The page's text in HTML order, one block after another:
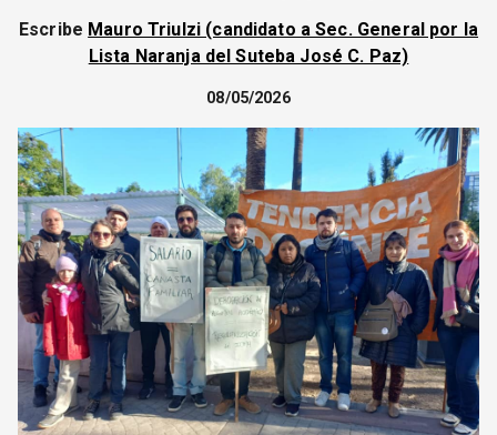
JUVENTUD
CORREO DE LECTORES
ARCHIVO
DECLARACIONES
OPINIÓN
ALTAMIRA RESPONDE
Política Obrera Revista
CONTACTO
Escribe Mauro Triulzi (candidato a Sec. General por la
Lista Naranja del Suteba José C. Paz)
08/05/2026